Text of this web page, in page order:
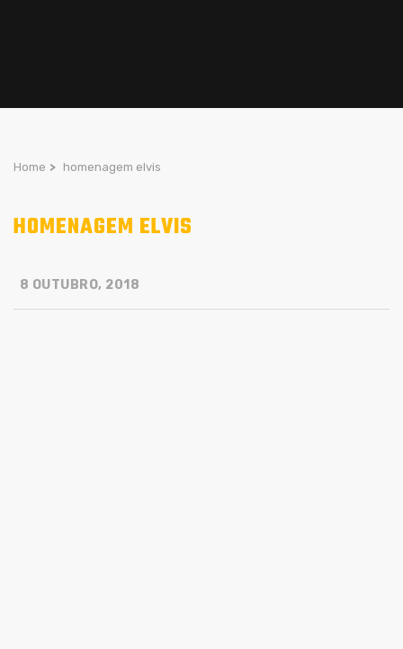
Home > homenagem elvis
HOMENAGEM ELVIS
8 OUTUBRO, 2018